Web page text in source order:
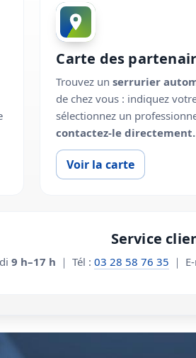
Carte des
Trouvez unserrurier
de chez vous : indiquez
sélectionnez un
contactez-le directement.
Voir la carte
Service
9 h–17 h ｜ Tél :03 28 58 76 35 ｜